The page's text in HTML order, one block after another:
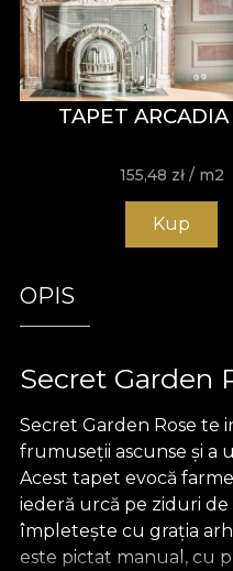
TAPET
155,48 zł / m2
Kup
OPIS
Secret Garden
Secret Garden Rose te
frumuseții ascunse și a
Acest tapet evocă
iederă urcă pe ziduri de
împletește cu grația
este pictat manual, cu